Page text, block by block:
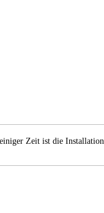
Zeit ist die Installation